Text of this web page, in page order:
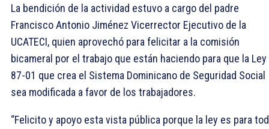
La bendición de la actividad estuvo a cargo del padre
Francisco Antonio Jiménez Vicerrector Ejecutivo de la
UCATECI, quien aprovechó para felicitar a la comisión
bicameral por el trabajo que están haciendo para que la Ley
87-01 que crea el Sistema Dominicano de Seguridad Social
sea modificada a favor de los trabajadores.
“Felicito y apoyo esta vista pública porque la ley es para